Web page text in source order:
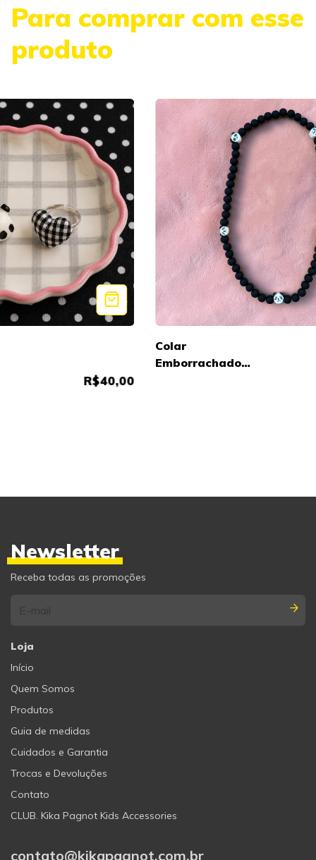
Para comprar com esse
produto
R$40,00
Colar
Emborrachado
Newsletter
Receba todas as promoções
Loja
Início
Quem Somos
Produtos
Guia de medidas
Cuidados e Garantia
Trocas e Devoluções
Contato
CLUB. Kika Pagnot Kids Accessories
contato@kikapagnot.com.br